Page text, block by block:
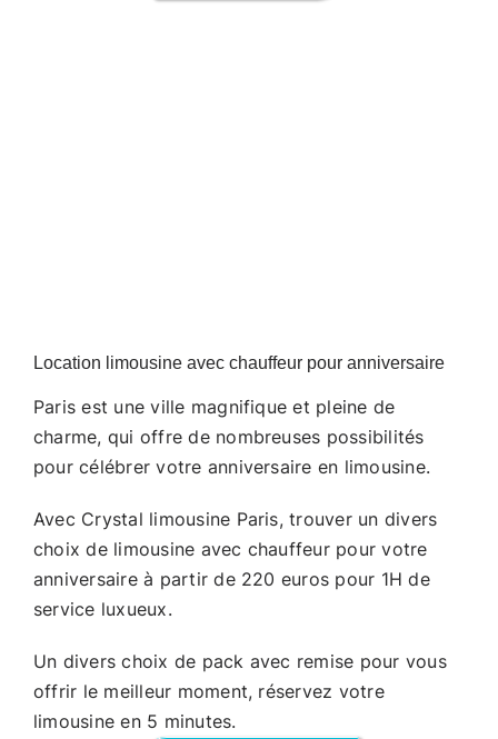
Location limousine avec chauffeur pour anniversaire
Paris est une ville magnifique et pleine de
charme, qui offre de nombreuses possibilités
pour célébrer votre anniversaire en limousine.
Avec Crystal limousine Paris, trouver un divers
choix de limousine avec chauffeur pour votre
anniversaire à partir de 220 euros pour 1H de
service luxueux.
Un divers choix de pack avec remise pour vous
offrir le meilleur moment, réservez votre
limousine en 5 minutes.